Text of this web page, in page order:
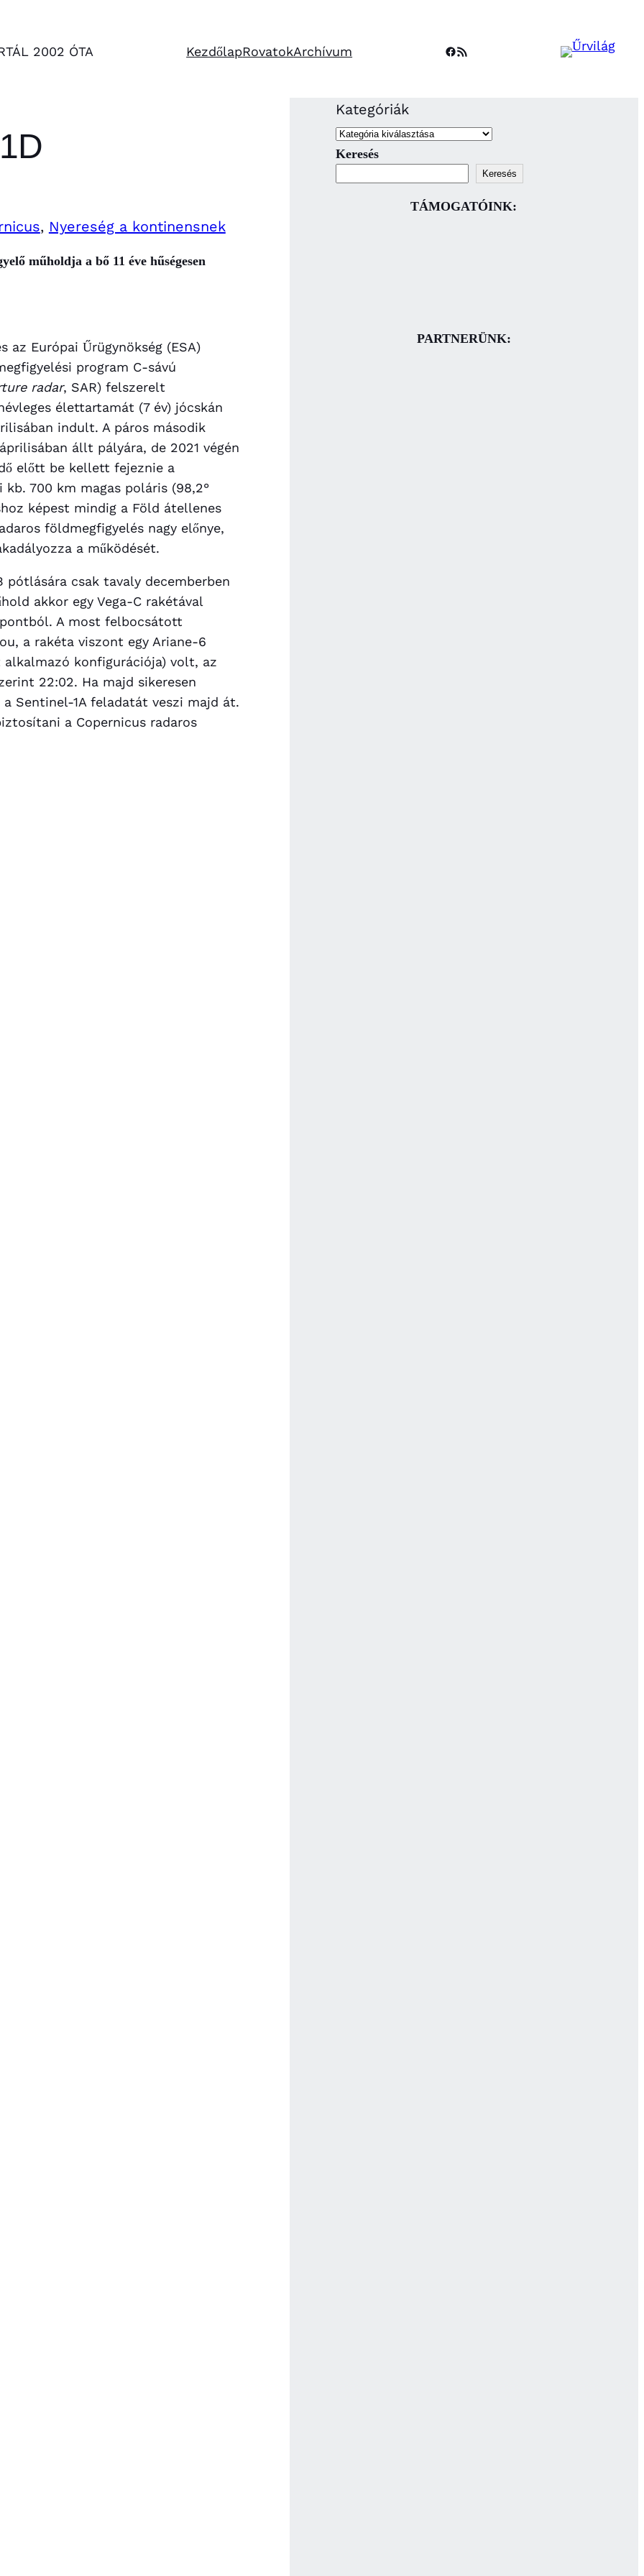
2002 ÓTA KezdőlapRovatokArchívum Facebook
RSS Feed
, Nyereség a kontinensnek
műholdja a bő 11 éve hűségesen
az Európai Űrügynökség (ESA)
program C-sávú
radar, SAR) felszerelt
élettartamát (7 év) jócskán
indult. A páros második
állt pályára, de 2021 végén
előtt be kellett fejeznie a
700 km magas poláris (98,2°
képest mindig a Föld átellenes
földmegfigyelés nagy előnye,
a működését.
csak tavaly decemberben
akkor egy Vega-C rakétával
A most felbocsátott
a rakéta viszont egy Ariane-6
konfigurációja) volt, az
22:02. Ha majd sikeresen
Sentinel-1A feladatát veszi majd át.
a Copernicus radaros
Kategóriák
Keresés
Keresés
TÁMOGATÓINK:
PARTNERÜNK: